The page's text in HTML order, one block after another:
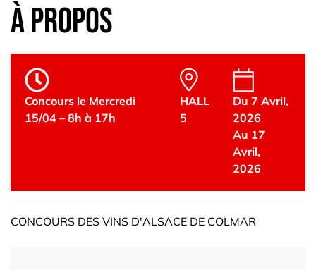
à propos
Concours le Mercredi
15/04 – 8h à 17h
HALL
5
Du 7 Avril,
2026
Au 17
Avril,
2026
CONCOURS DES VINS D'ALSACE DE COLMAR